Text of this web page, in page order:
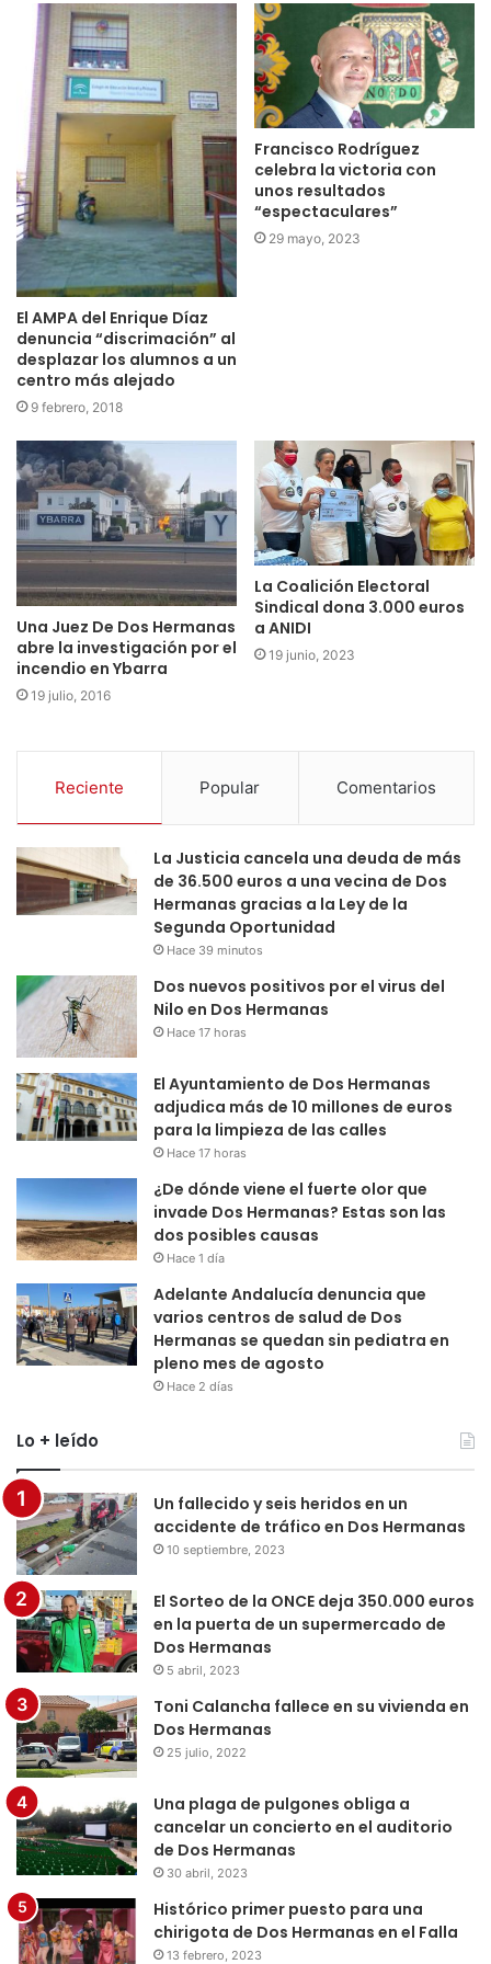
El AMPA del Enrique Díaz
denuncia “discrimación” al
desplazar los alumnos a un
centro más alejado
9 febrero, 2018
Francisco Rodríguez
celebra la victoria con
unos resultados
“espectaculares”
29 mayo, 2023
Una Juez De Dos Hermanas
abre la investigación por el
incendio en Ybarra
19 julio, 2016
La Coalición Electoral
Sindical dona 3.000 euros
a ANIDI
19 junio, 2023
Reciente Popular Comentarios
La Justicia cancela una deuda de más
de 36.500 euros a una vecina de Dos
Hermanas gracias a la Ley de la
Segunda Oportunidad
Hace 39 minutos
Dos nuevos positivos por el virus del
Nilo en Dos Hermanas
Hace 17 horas
El Ayuntamiento de Dos Hermanas
adjudica más de 10 millones de euros
para la limpieza de las calles
Hace 17 horas
¿De dónde viene el fuerte olor que
invade Dos Hermanas? Estas son las
dos posibles causas
Hace 1 día
Adelante Andalucía denuncia que
varios centros de salud de Dos
Hermanas se quedan sin pediatra en
pleno mes de agosto
Hace 2 días
Lo + leído
Un fallecido y seis heridos en un
accidente de tráfico en Dos Hermanas
10 septiembre, 2023
El Sorteo de la ONCE deja 350.000 euros
en la puerta de un supermercado de
Dos Hermanas
5 abril, 2023
Toni Calancha fallece en su vivienda en
Dos Hermanas
25 julio, 2022
Una plaga de pulgones obliga a
cancelar un concierto en el auditorio
de Dos Hermanas
30 abril, 2023
Histórico primer puesto para una
chirigota de Dos Hermanas en el Falla
13 febrero, 2023